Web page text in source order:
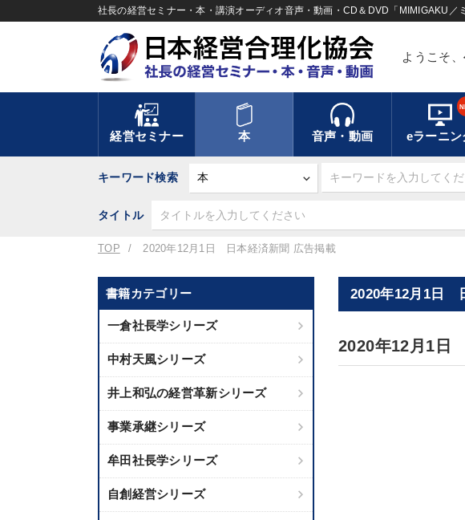
社長の経営セミナー・本・講演オーディオ音声・動画・CD＆DVD「MIMIGAKU／
ようこそ、
経営セミナー 本 音声・動画 eラーニン
キーワード検索
タイトル
TOP 2020年12月1日 日本経済新聞 広告掲載
書籍カテゴリー
一倉社長学シリーズ
中村天風シリーズ
井上和弘の経営革新シリーズ
事業承継シリーズ
牟田社長学シリーズ
自創経営シリーズ
2020年12月1日
2020年12月1日